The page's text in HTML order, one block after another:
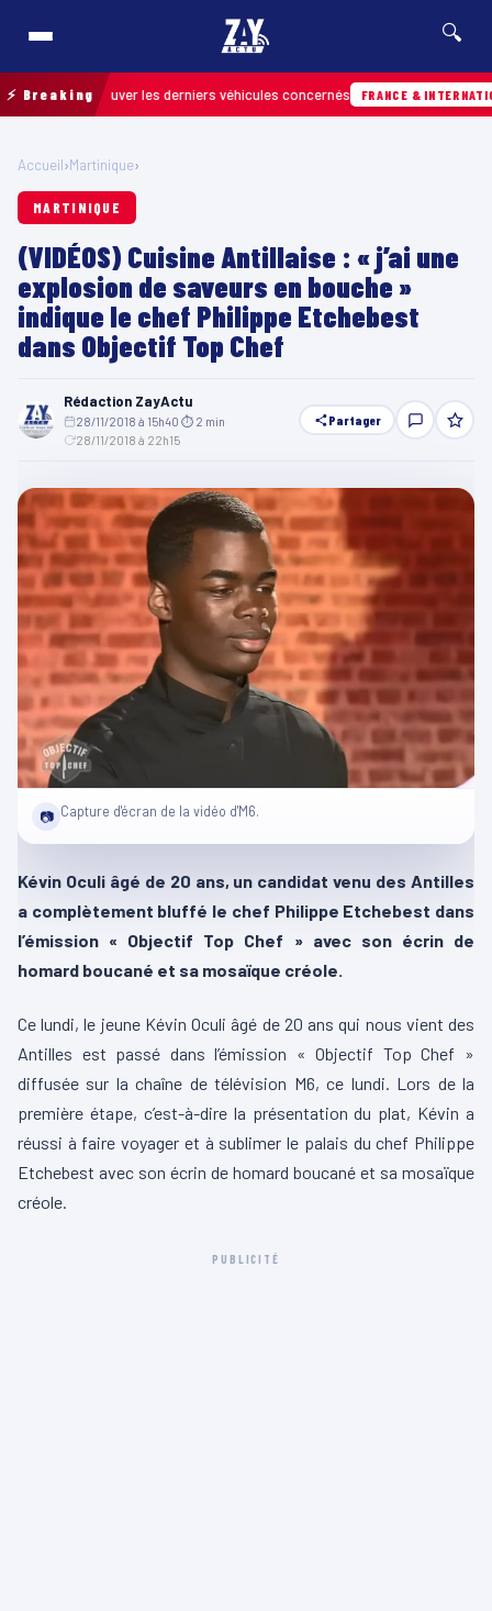
🔍
⚡ Breaking
retrouver les derniers véhicules concernés FRANCE & INTERNATIONALE
Accueil›Martinique›
MARTINIQUE
(VIDÉOS) Cuisine Antillaise : « j’ai une
explosion de saveurs en bouche »
indique le chef Philippe Etchebest
dans Objectif Top Chef
Rédaction ZayActu
28/11/2018 à 15h40 ⏱ 2 min
28/11/2018 à 22h15
Partager
📷 Capture d'écran de la vidéo d'M6.
Kévin Oculi âgé de 20 ans, un candidat venu des Antilles
a complètement bluffé le chef Philippe Etchebest dans
l’émission « Objectif Top Chef » avec son écrin de
homard boucané et sa mosaïque créole.
Ce lundi, le jeune Kévin Oculi âgé de 20 ans qui nous vient des
Antilles est passé dans l’émission « Objectif Top Chef »
diffusée sur la chaîne de télévision M6, ce lundi. Lors de la
première étape, c’est-à-dire la présentation du plat, Kévin a
réussi à faire voyager et à sublimer le palais du chef Philippe
Etchebest avec son écrin de homard boucané et sa mosaïque
créole.
PUBLICITÉ